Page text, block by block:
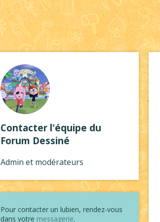
Contacter l'équipe du
Forum Dessiné
Admin et modérateurs
Pour contacter un lubien, rendez-vous
dans votre messagerie.